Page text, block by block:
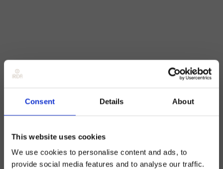
Consent Details About
This website uses cookies
We use cookies to personalise content and ads, to
provide social media features and to analyse our traffic.